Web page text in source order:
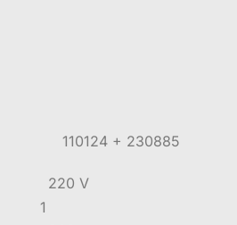
+ 230885
220 V
1